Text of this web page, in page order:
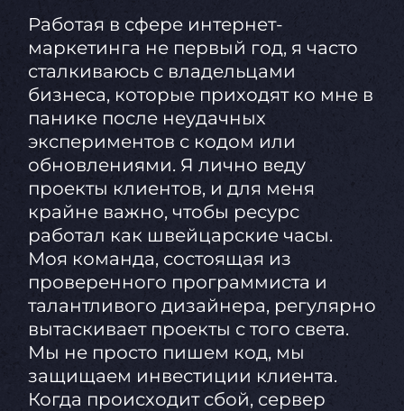
Работая в сфере интернет-
маркетинга не первый год, я часто
сталкиваюсь с владельцами
бизнеса, которые приходят ко мне в
панике после неудачных
экспериментов с кодом или
обновлениями. Я лично веду
проекты клиентов, и для меня
крайне важно, чтобы ресурс
работал как швейцарские часы.
Моя команда, состоящая из
проверенного программиста и
талантливого дизайнера, регулярно
вытаскивает проекты с того света.
Мы не просто пишем код, мы
защищаем инвестиции клиента.
Когда происходит сбой, сервер